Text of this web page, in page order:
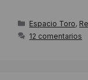
Categorías
Espacio Toro,
12 comentarios